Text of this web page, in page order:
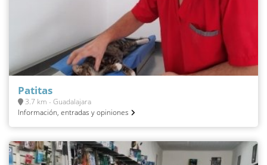
Patitas
3.7 km - Guadalajara
Información, entradas y opiniones